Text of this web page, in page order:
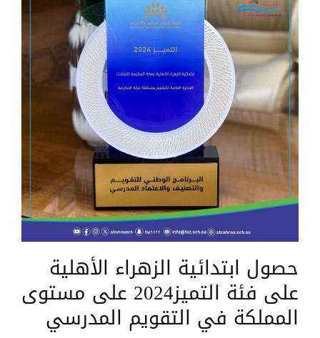
حصول ابتدائية الزهراء الأهلية
على فئة التميز2024 على مستوى
المملكة في التقويم المدرسي